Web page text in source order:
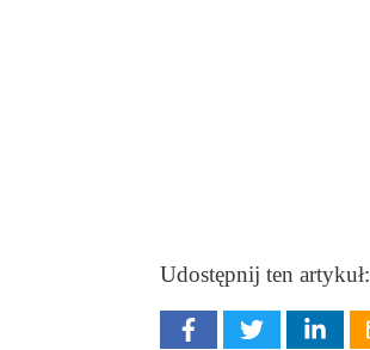
Udostępnij ten artykuł: